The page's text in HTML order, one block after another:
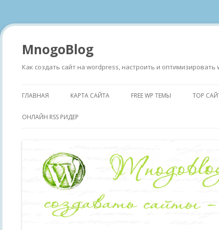
MnogoBlog
Как создать сайт на wordpress, настроить и оптимизировать
ГЛАВНАЯ КАРТА САЙТА FREE WP ТЕМЫ TOP
ОНЛАЙН RSS РИДЕР